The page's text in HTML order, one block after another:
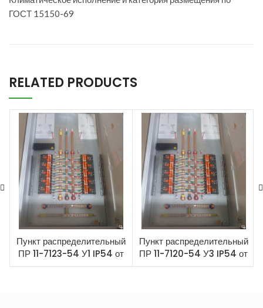
ГОСТ 15150-69
RELATED PRODUCTS
Пункт распределительный
ПР 11-7123-54 У1 IP54 от
Пункт распределительный
ПР 11-7120-54 У3 IP54 от